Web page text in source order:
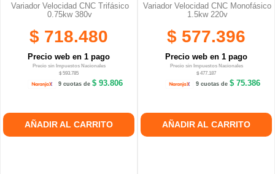
Variador Velocidad CNC Trifásico
0.75kw 380v
$ 718.480
Precio web en 1 pago
Precio sin Impuestos Nacionales
$ 593.785
9 cuotas de$ 93.806
AÑADIR AL CARRITO
Variador Velocidad CNC Monofásico
1.5kw 220v
$ 577.396
Precio web en 1 pago
Precio sin Impuestos Nacionales
$ 477.187
9 cuotas de$ 75.386
AÑADIR AL CARRITO